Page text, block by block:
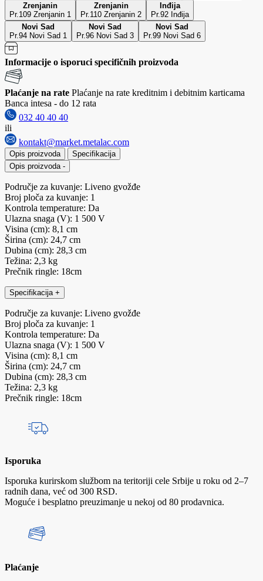
Zrenjanin
Pr.109 Zrenjanin 1
Zrenjanin
Pr.110 Zrenjanin 2
Inđija
Pr.92 Inđija
Novi Sad
Pr.94 Novi Sad 1
Novi Sad
Pr.96 Novi Sad 3
Novi Sad
Pr.99 Novi Sad 6
Informacije o isporuci specifičnih proizvoda
Plaćanje na rate Plaćanje na rate kreditnim i debitnim karticama
Banca intesa - do 12 rata
032 40 40 40
ili
kontakt@market.metalac.com
Opis proizvoda
Specifikacija
Opis proizvoda -
Područje za kuvanje: Liveno gvožđe
Broj ploča za kuvanje: 1
Kontrola temperature: Da
Ulazna snaga (V): 1 500 V
Visina (cm): 8,1 cm
Širina (cm): 24,7 cm
Dubina (cm): 28,3 cm
Težina: 2,3 kg
Prečnik ringle: 18cm
Specifikacija +
Područje za kuvanje: Liveno gvožđe
Broj ploča za kuvanje: 1
Kontrola temperature: Da
Ulazna snaga (V): 1 500 V
Visina (cm): 8,1 cm
Širina (cm): 24,7 cm
Dubina (cm): 28,3 cm
Težina: 2,3 kg
Prečnik ringle: 18cm
Isporuka
Isporuka kurirskom službom na teritoriji cele Srbije u roku od 2–7
radnih dana, već od 300 RSD.
Moguće i besplatno preuzimanje u nekoj od 80 prodavnica.
Plaćanje